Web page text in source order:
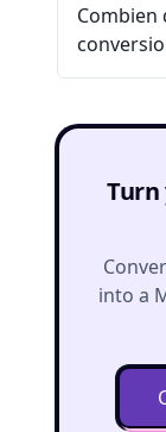
Combien
into a